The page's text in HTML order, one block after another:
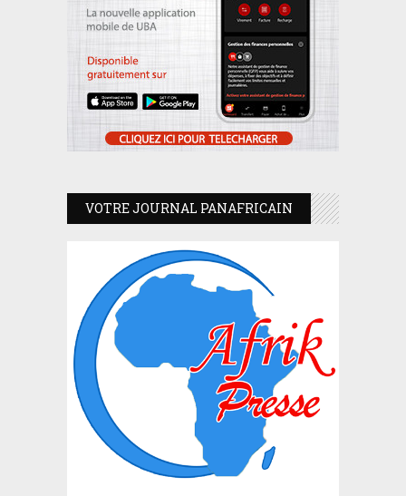
VOTRE JOURNAL PANAFRICAIN